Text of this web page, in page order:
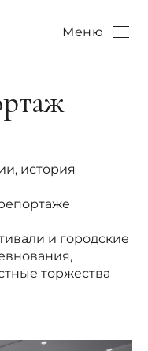
Меню
история
и городские
торжества